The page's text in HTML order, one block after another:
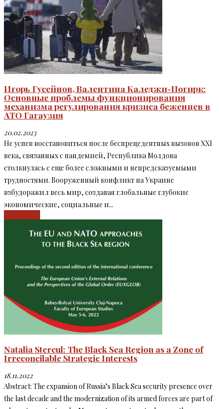
Игорь Гусейнов, Валентина Каледжи-Погирк:
Основные проблемы функционирования
механизма регулирования кризиса беженцев в
АТО Гагаузия
20.02.2023
Не успев восстановиться после беспрецедентных вызовов XXI
века, связанных с пандемией, Республика Молдова
столкнулась с еще более сложными и непредсказуемыми
трудностями. Вооруженный конфликт на Украине
взбудоражил весь мир, создавая глобальные глубокие
экономические, социальные и...
Natalia Stercul: The Black Sea Region as a Zone of
Irreconcilable Strategic Interests
18.11.2022
Abstract: The expansion of Russia’s Black Sea security presence over
the last decade and the modernization of its armed forces are part of